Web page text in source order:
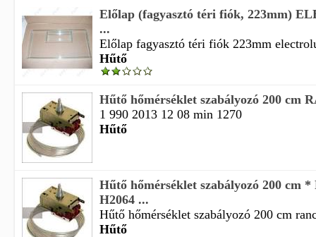
Előlap (fagyasztó téri fiók, 223mm)
...
Előlap fagyasztó téri fiók 223mm
Hűtő
Hűtő hőmérséklet szabályozó 200 cm
1 990 2013 12 08 min 1270
Hűtő
Hűtő hőmérséklet szabályozó 200 cm
H2064 ...
Hűtő hőmérséklet szabályozó 200 cm
Hűtő